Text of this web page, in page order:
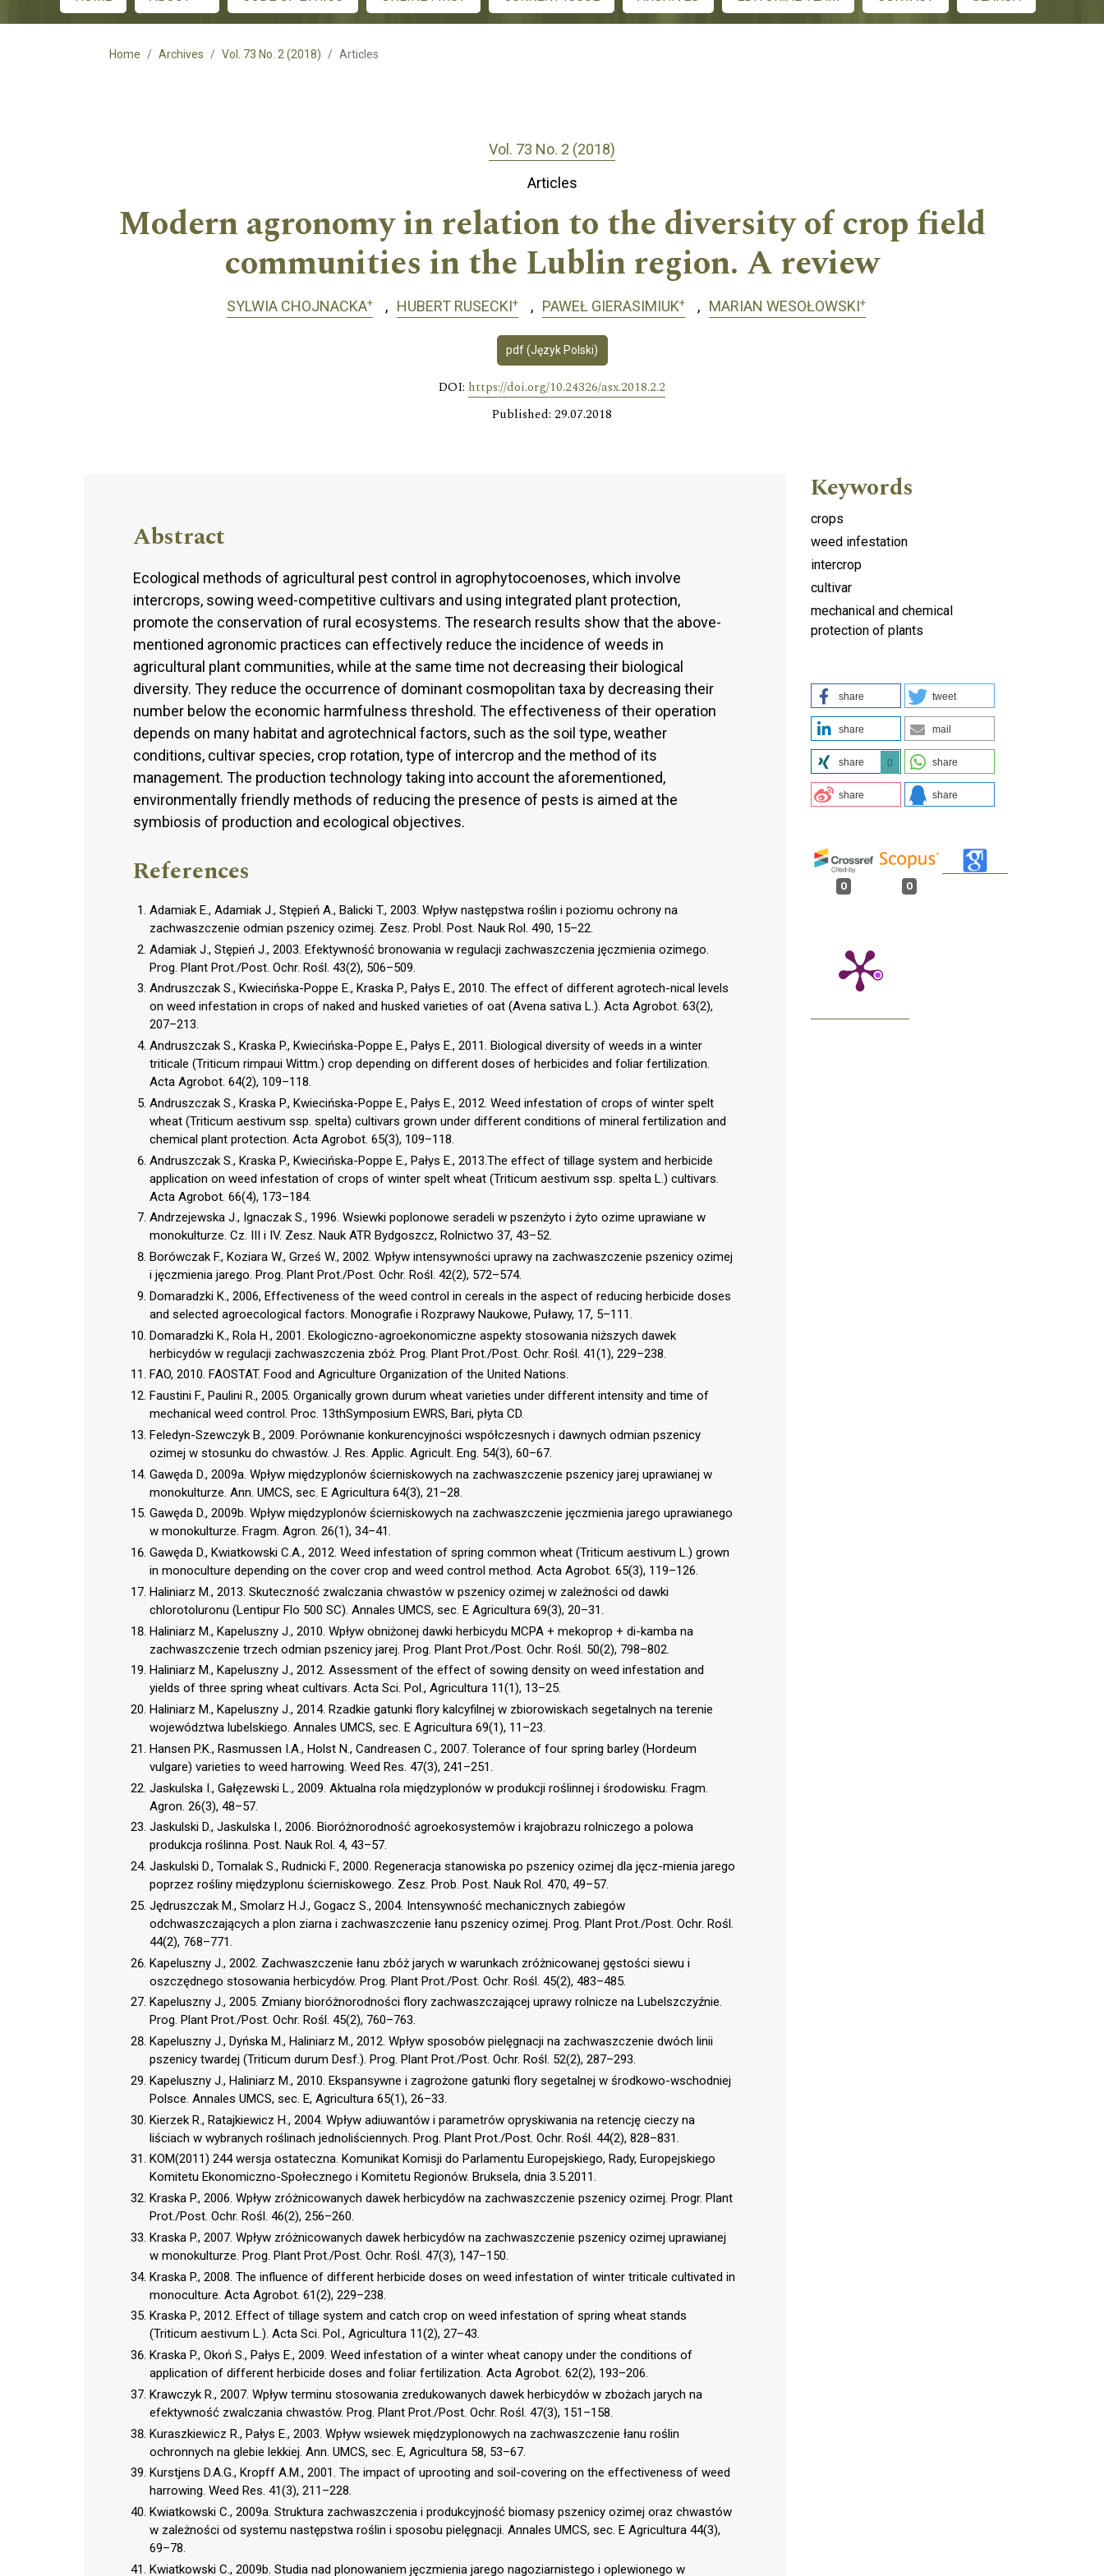
Main menu
Home Archives Vol. 73 No. 2 (2018) Articles
Vol. 73 No. 2 (2018)
Articles
Modern agronomy in relation to the diversity of crop field
communities in the Lublin region. A review
SYLWIA CHOJNACKA+ HUBERT RUSECKI+ PAWEŁ GIERASIMIUK+ MARIAN WESOŁOWSKI+
pdf (Język Polski)
DOI: https://doi.org/10.24326/asx.2018.2.2
Published: 29.07.2018
Abstract
Ecological methods of agricultural pest control in agrophytocoenoses, which involve
intercrops, sowing weed-competitive cultivars and using integrated plant protection,
promote the conservation of rural ecosystems. The research results show that the above-
mentioned agronomic practices can effectively reduce the incidence of weeds in
agricultural plant communities, while at the same time not decreasing their biological
diversity. They reduce the occurrence of dominant cosmopolitan taxa by decreasing their
number below the economic harmfulness threshold. The effectiveness of their operation
depends on many habitat and agrotechnical factors, such as the soil type, weather
conditions, cultivar species, crop rotation, type of intercrop and the method of its
management. The production technology taking into account the aforementioned,
environmentally friendly methods of reducing the presence of pests is aimed at the
symbiosis of production and ecological objectives.
References
Adamiak E., Adamiak J., Stępień A., Balicki T., 2003. Wpływ następstwa roślin i poziomu ochrony na
zachwaszczenie odmian pszenicy ozimej. Zesz. Probl. Post. Nauk Rol. 490, 15–22.
Adamiak J., Stępień J., 2003. Efektywność bronowania w regulacji zachwaszczenia jęczmienia ozimego.
Prog. Plant Prot./Post. Ochr. Rośl. 43(2), 506–509.
Andruszczak S., Kwiecińska-Poppe E., Kraska P., Pałys E., 2010. The effect of different agrotech-nical levels
on weed infestation in crops of naked and husked varieties of oat (Avena sativa L.). Acta Agrobot. 63(2),
207–213.
Andruszczak S., Kraska P., Kwiecińska-Poppe E., Pałys E., 2011. Biological diversity of weeds in a winter
triticale (Triticum rimpaui Wittm.) crop depending on different doses of herbicides and foliar fertilization.
Acta Agrobot. 64(2), 109–118.
Andruszczak S., Kraska P., Kwiecińska-Poppe E., Pałys E., 2012. Weed infestation of crops of winter spelt
wheat (Triticum aestivum ssp. spelta) cultivars grown under different conditions of mineral fertilization and
chemical plant protection. Acta Agrobot. 65(3), 109–118.
Andruszczak S., Kraska P., Kwiecińska-Poppe E., Pałys E., 2013.The effect of tillage system and herbicide
application on weed infestation of crops of winter spelt wheat (Triticum aestivum ssp. spelta L.) cultivars.
Acta Agrobot. 66(4), 173–184.
Andrzejewska J., Ignaczak S., 1996. Wsiewki poplonowe seradeli w pszenżyto i żyto ozime uprawiane w
monokulturze. Cz. III i IV. Zesz. Nauk ATR Bydgoszcz, Rolnictwo 37, 43–52.
Borówczak F., Koziara W., Grześ W., 2002. Wpływ intensywności uprawy na zachwaszczenie pszenicy ozimej
i jęczmienia jarego. Prog. Plant Prot./Post. Ochr. Rośl. 42(2), 572–574.
Domaradzki K., 2006, Effectiveness of the weed control in cereals in the aspect of reducing herbicide doses
and selected agroecological factors. Monografie i Rozprawy Naukowe, Puławy, 17, 5–111.
Domaradzki K., Rola H., 2001. Ekologiczno-agroekonomiczne aspekty stosowania niższych dawek
herbicydów w regulacji zachwaszczenia zbóż. Prog. Plant Prot./Post. Ochr. Rośl. 41(1), 229–238.
FAO, 2010. FAOSTAT. Food and Agriculture Organization of the United Nations.
Faustini F., Paulini R., 2005. Organically grown durum wheat varieties under different intensity and time of
mechanical weed control. Proc. 13thSymposium EWRS, Bari, płyta CD.
Feledyn-Szewczyk B., 2009. Porównanie konkurencyjności współczesnych i dawnych odmian pszenicy
ozimej w stosunku do chwastów. J. Res. Applic. Agricult. Eng. 54(3), 60–67.
Gawęda D., 2009a. Wpływ międzyplonów ścierniskowych na zachwaszczenie pszenicy jarej uprawianej w
monokulturze. Ann. UMCS, sec. E Agricultura 64(3), 21–28.
Gawęda D., 2009b. Wpływ międzyplonów ścierniskowych na zachwaszczenie jęczmienia jarego uprawianego
w monokulturze. Fragm. Agron. 26(1), 34–41.
Gawęda D., Kwiatkowski C.A., 2012. Weed infestation of spring common wheat (Triticum aestivum L.) grown
in monoculture depending on the cover crop and weed control method. Acta Agrobot. 65(3), 119–126.
Haliniarz M., 2013. Skuteczność zwalczania chwastów w pszenicy ozimej w zależności od dawki
chlorotoluronu (Lentipur Flo 500 SC). Annales UMCS, sec. E Agricultura 69(3), 20–31.
Haliniarz M., Kapeluszny J., 2010. Wpływ obniżonej dawki herbicydu MCPA + mekoprop + di-kamba na
zachwaszczenie trzech odmian pszenicy jarej. Prog. Plant Prot./Post. Ochr. Rośl. 50(2), 798–802.
Haliniarz M., Kapeluszny J., 2012. Assessment of the effect of sowing density on weed infestation and
yields of three spring wheat cultivars. Acta Sci. Pol., Agricultura 11(1), 13–25.
Haliniarz M., Kapeluszny J., 2014. Rzadkie gatunki flory kalcyfilnej w zbiorowiskach segetalnych na terenie
województwa lubelskiego. Annales UMCS, sec. E Agricultura 69(1), 11–23.
Hansen P.K., Rasmussen I.A., Holst N., Candreasen C., 2007. Tolerance of four spring barley (Hordeum
vulgare) varieties to weed harrowing. Weed Res. 47(3), 241–251.
Jaskulska I., Gałęzewski L., 2009. Aktualna rola międzyplonów w produkcji roślinnej i środowisku. Fragm.
Agron. 26(3), 48–57.
Jaskulski D., Jaskulska I., 2006. Bioróżnorodność agroekosystemów i krajobrazu rolniczego a polowa
produkcja roślinna. Post. Nauk Rol. 4, 43–57.
Jaskulski D., Tomalak S., Rudnicki F., 2000. Regeneracja stanowiska po pszenicy ozimej dla jęcz-mienia jarego
poprzez rośliny międzyplonu ścierniskowego. Zesz. Prob. Post. Nauk Rol. 470, 49–57.
Jędruszczak M., Smolarz H.J., Gogacz S., 2004. Intensywność mechanicznych zabiegów
odchwaszczających a plon ziarna i zachwaszczenie łanu pszenicy ozimej. Prog. Plant Prot./Post. Ochr. Rośl.
44(2), 768–771.
Kapeluszny J., 2002. Zachwaszczenie łanu zbóż jarych w warunkach zróżnicowanej gęstości siewu i
oszczędnego stosowania herbicydów. Prog. Plant Prot./Post. Ochr. Rośl. 45(2), 483–485.
Kapeluszny J., 2005. Zmiany bioróżnorodności flory zachwaszczającej uprawy rolnicze na Lubelszczyźnie.
Prog. Plant Prot./Post. Ochr. Rośl. 45(2), 760–763.
Kapeluszny J., Dyńska M., Haliniarz M., 2012. Wpływ sposobów pielęgnacji na zachwaszczenie dwóch linii
pszenicy twardej (Triticum durum Desf.). Prog. Plant Prot./Post. Ochr. Rośl. 52(2), 287–293.
Kapeluszny J., Haliniarz M., 2010. Ekspansywne i zagrożone gatunki flory segetalnej w środkowo-wschodniej
Polsce. Annales UMCS, sec. E, Agricultura 65(1), 26–33.
Kierzek R., Ratajkiewicz H., 2004. Wpływ adiuwantów i parametrów opryskiwania na retencję cieczy na
liściach w wybranych roślinach jednoliściennych. Prog. Plant Prot./Post. Ochr. Rośl. 44(2), 828–831.
KOM(2011) 244 wersja ostateczna. Komunikat Komisji do Parlamentu Europejskiego, Rady, Europejskiego
Komitetu Ekonomiczno-Społecznego i Komitetu Regionów. Bruksela, dnia 3.5.2011.
Kraska P., 2006. Wpływ zróżnicowanych dawek herbicydów na zachwaszczenie pszenicy ozimej. Progr. Plant
Prot./Post. Ochr. Rośl. 46(2), 256–260.
Kraska P., 2007. Wpływ zróżnicowanych dawek herbicydów na zachwaszczenie pszenicy ozimej uprawianej
w monokulturze. Prog. Plant Prot./Post. Ochr. Rośl. 47(3), 147–150.
Kraska P., 2008. The influence of different herbicide doses on weed infestation of winter triticale cultivated in
monoculture. Acta Agrobot. 61(2), 229–238.
Kraska P., 2012. Effect of tillage system and catch crop on weed infestation of spring wheat stands
(Triticum aestivum L.). Acta Sci. Pol., Agricultura 11(2), 27–43.
Kraska P., Okoń S., Pałys E., 2009. Weed infestation of a winter wheat canopy under the conditions of
application of different herbicide doses and foliar fertilization. Acta Agrobot. 62(2), 193–206.
Krawczyk R., 2007. Wpływ terminu stosowania zredukowanych dawek herbicydów w zbożach jarych na
efektywność zwalczania chwastów. Prog. Plant Prot./Post. Ochr. Rośl. 47(3), 151–158.
Kuraszkiewicz R., Pałys E., 2003. Wpływ wsiewek międzyplonowych na zachwaszczenie łanu roślin
ochronnych na glebie lekkiej. Ann. UMCS, sec. E, Agricultura 58, 53–67.
Kurstjens D.A.G., Kropff A.M., 2001. The impact of uprooting and soil-covering on the effectiveness of weed
harrowing. Weed Res. 41(3), 211–228.
Kwiatkowski C., 2009a. Struktura zachwaszczenia i produkcyjność biomasy pszenicy ozimej oraz chwastów
w zależności od systemu następstwa roślin i sposobu pielęgnacji. Annales UMCS, sec. E Agricultura 44(3),
69–78.
Kwiatkowski C., 2009b. Studia nad plonowaniem jęczmienia jarego nagoziarnistego i oplewionego w
Keywords
crops
weed infestation
intercrop
cultivar
mechanical and chemical
protection of plants
share tweet
share mail
share 0 share
share share
0 0